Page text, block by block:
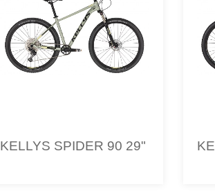
KELLYS SPIDER 90 29"